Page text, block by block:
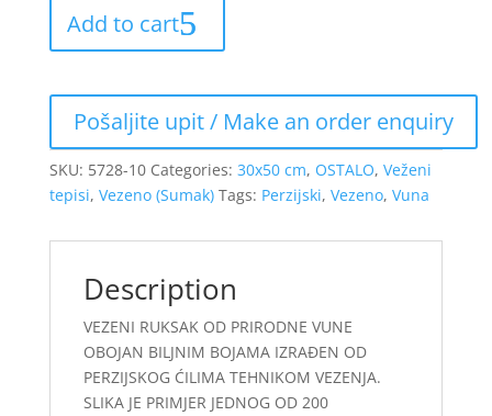
Add to cart
SKU: 5728-10 Categories: 30x50 cm, OSTALO, Veženi
tepisi, Vezeno (Sumak) Tags: Perzijski, Vezeno, Vuna
Description
VEZENI RUKSAK OD PRIRODNE VUNE
OBOJAN BILJNIM BOJAMA IZRAĐEN OD
PERZIJSKOG ĆILIMA TEHNIKOM VEZENJA.
SLIKA JE PRIMJER JEDNOG OD 200